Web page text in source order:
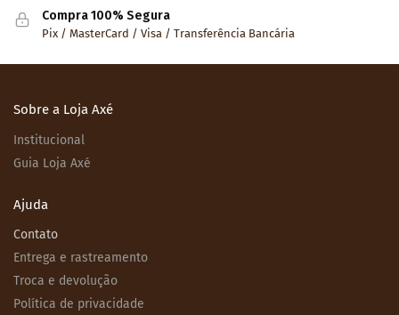
Compra 100% Segura
Pix / MasterCard / Visa / Transferência Bancária
Sobre a Loja Axé
Institucional
Guia Loja Axé
Ajuda
Contato
Entrega e rastreamento
Troca e devolução
Política de privacidade